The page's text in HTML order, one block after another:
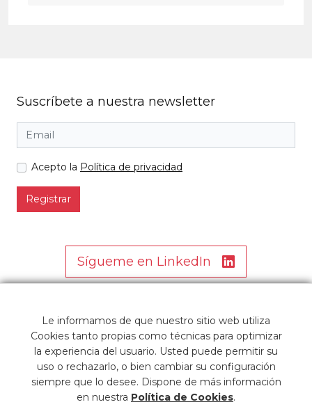
Suscríbete a nuestra newsletter
Acepto la Política de privacidad
Registrar
Sígueme en LinkedIn
Le informamos de que nuestro sitio web utiliza
Cookies tanto propias como técnicas para optimizar
la experiencia del usuario. Usted puede permitir su
uso o rechazarlo, o bien cambiar su configuración
siempre que lo desee. Dispone de más información
en nuestra Política de Cookies.